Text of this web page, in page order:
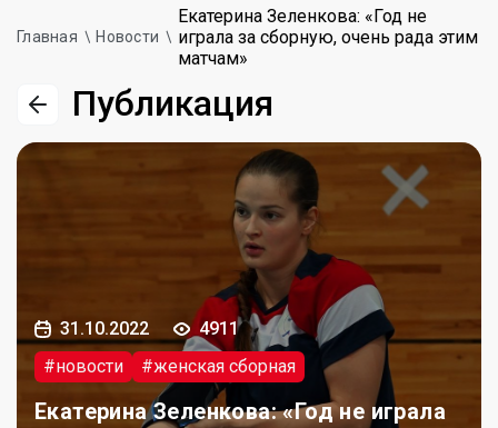
Главная Новости
Екатерина Зеленкова: «Год не
играла за сборную, очень рада этим
матчам»
Публикация
31.10.2022
4911
#новости
#женская сборная
Екатерина Зеленкова: «Год не играла